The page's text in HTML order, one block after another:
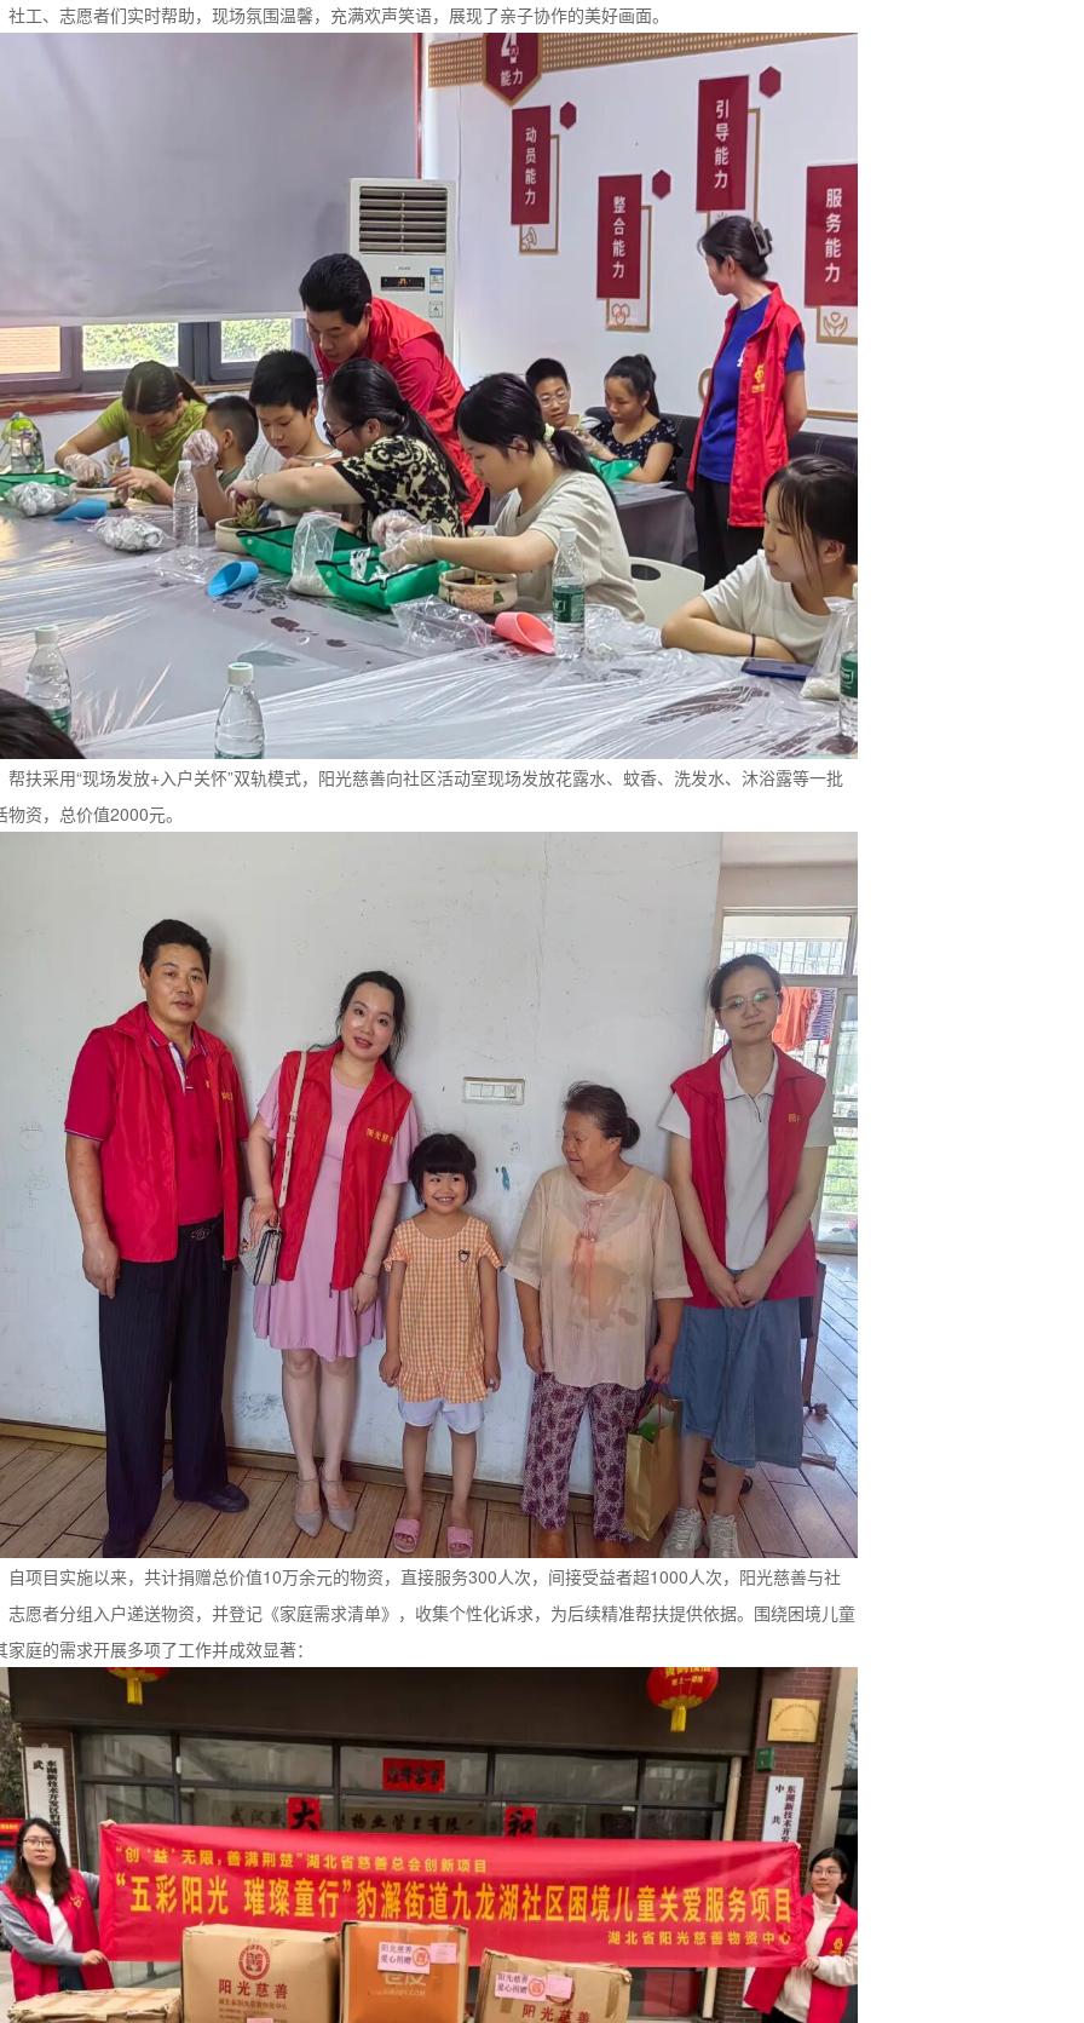
社工、志愿者们实时帮助，现场氛围温馨，充满欢声笑语，展现了亲子协作的美好画面。
采用“现场发放+入户关怀”双轨模式，阳光慈善向社区活动室现场发放花露水、蚊香、洗发水、沐浴露等一批
物资，总价值2000元。
目实施以来，共计捐赠总价值10万余元的物资，直接服务300人次，间接受益者超1000人次，阳光慈善与社
志愿者分组入户递送物资，并登记《家庭需求清单》，收集个性化诉求，为后续精准帮扶提供依据。围绕困境儿童
家庭的需求开展多项了工作并成效显著：